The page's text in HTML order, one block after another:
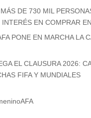
DE 730 MIL
EN COMPRAR
PONE EN MARCHA LA
EL CLAUSURA 2026:
FIFA Y MUNDIALES